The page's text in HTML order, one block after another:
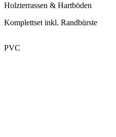
Holzterrassen & Hartböden
Komplettset inkl. Randbürste
PVC